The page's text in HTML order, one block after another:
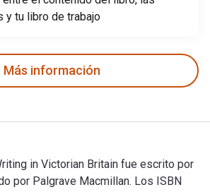
y tu libro de trabajo
Más información
in Victorian Britain fue escrito por
por Palgrave Macmillan. Los ISBN